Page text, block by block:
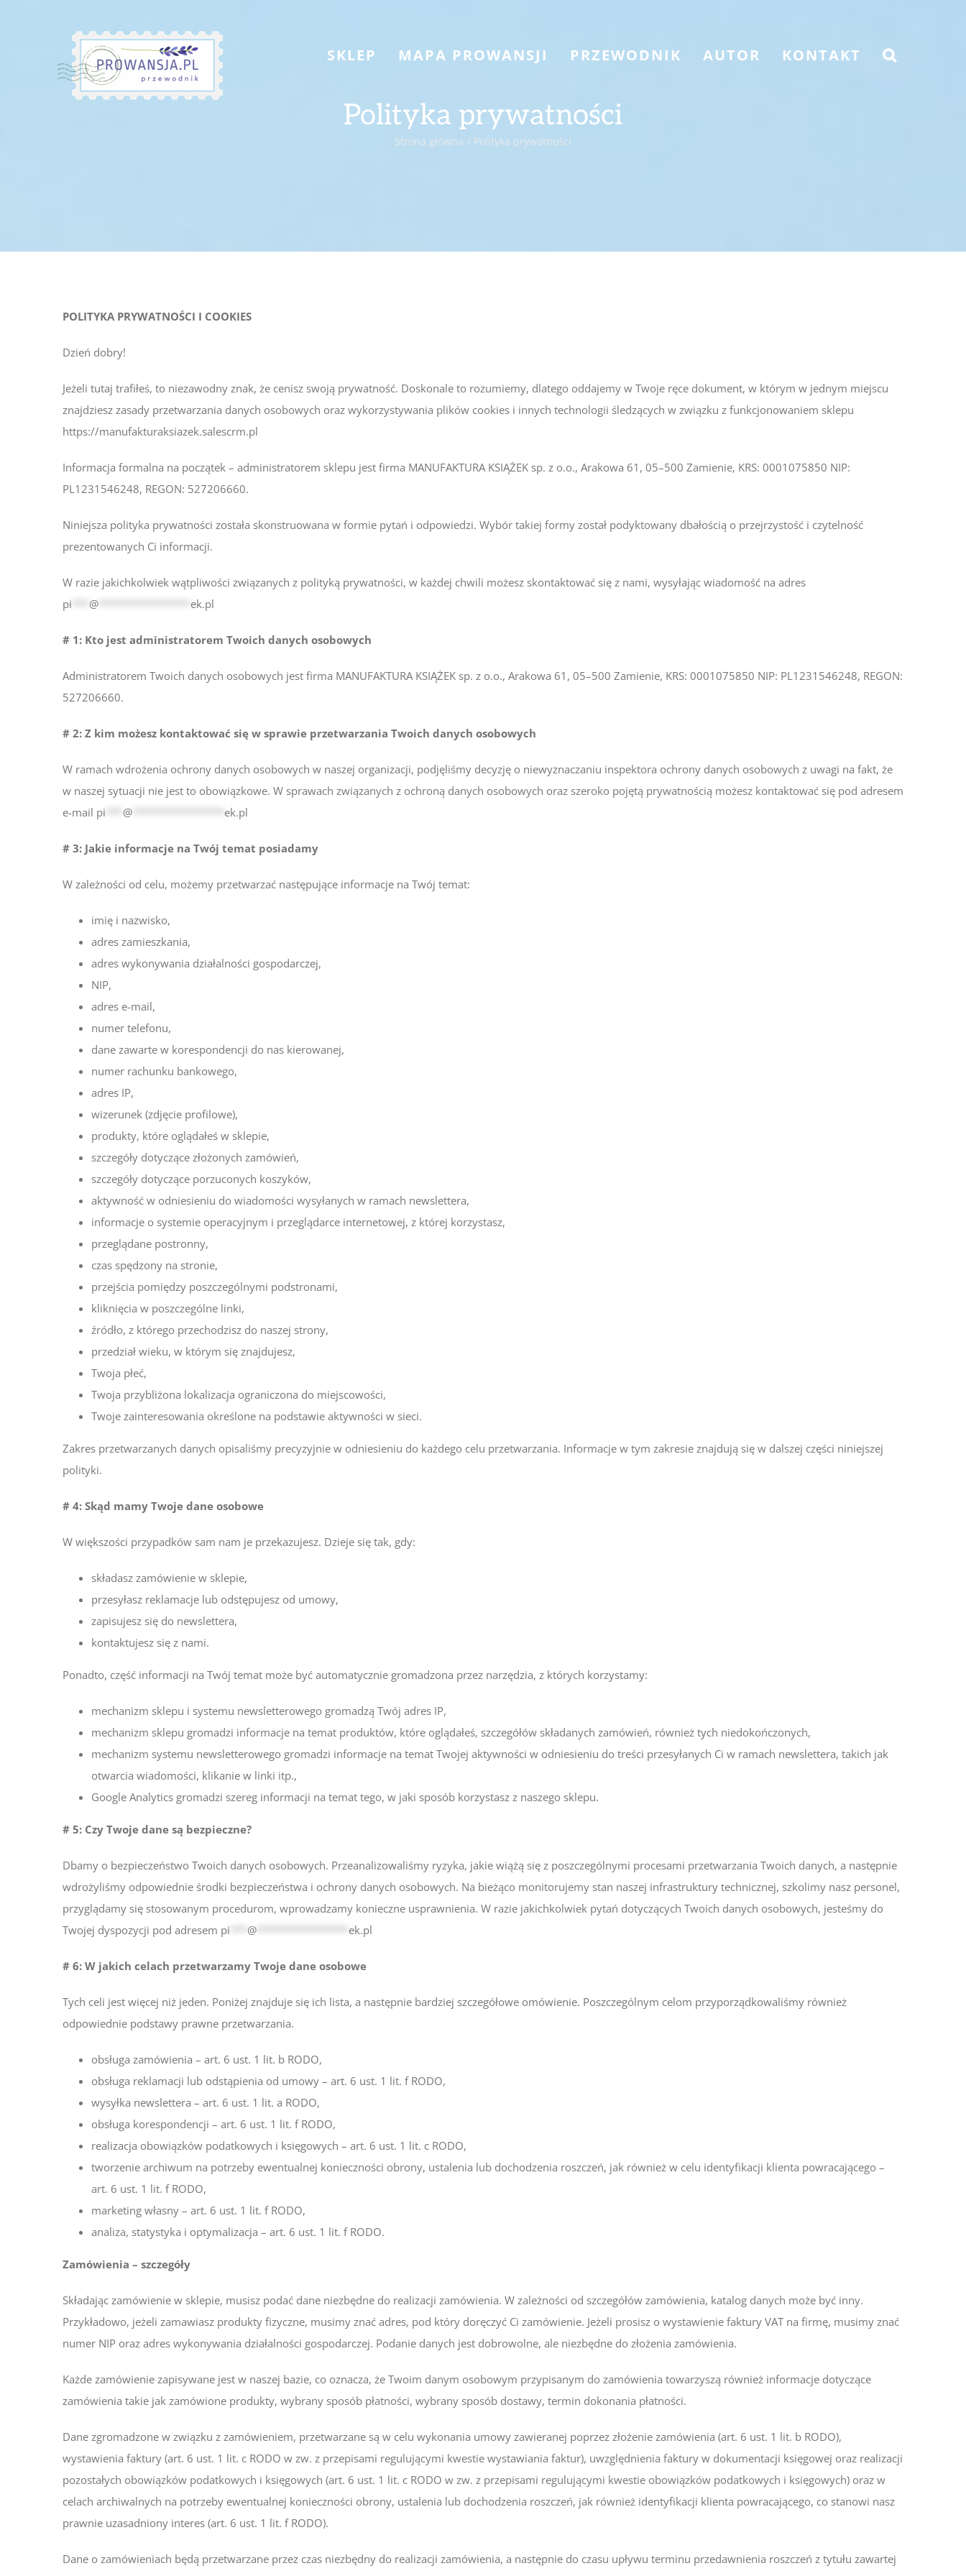
SKLEP MAPA PROWANSJI PRZEWODNIK AUTOR KONTAKT
Polityka prywatności
Strona główna Polityka prywatności
POLITYKA PRYWATNOŚCI I COOKIES
Dzień dobry!
Jeżeli tutaj trafiłeś, to niezawodny znak, że cenisz swoją prywatność. Doskonale to rozumiemy, dlatego oddajemy w Twoje ręce dokument, w którym w jednym miejscu
znajdziesz zasady przetwarzania danych osobowych oraz wykorzystywania plików cookies i innych technologii śledzących w związku z funkcjonowaniem sklepu
https://manufakturaksiazek.salescrm.pl
Informacja formalna na początek – administratorem sklepu jest firma MANUFAKTURA KSIĄŻEK sp. z o.o., Arakowa 61, 05–500 Zamienie, KRS: 0001075850 NIP:
PL1231546248, REGON: 527206660.
Niniejsza polityka prywatności została skonstruowana w formie pytań i odpowiedzi. Wybór takiej formy został podyktowany dbałością o przejrzystość i czytelność
prezentowanych Ci informacji.
W razie jakichkolwiek wątpliwości związanych z polityką prywatności, w każdej chwili możesz skontaktować się z nami, wysyłając wiadomość na adres
pi
@ ek.pl
# 1: Kto jest administratorem Twoich danych osobowych
Administratorem Twoich danych osobowych jest firma MANUFAKTURA KSIĄŻEK sp. z o.o., Arakowa 61, 05–500 Zamienie, KRS: 0001075850 NIP: PL1231546248, REGON:
527206660.
# 2: Z kim możesz kontaktować się w sprawie przetwarzania Twoich danych osobowych
W ramach wdrożenia ochrony danych osobowych w naszej organizacji, podjęliśmy decyzję o niewyznaczaniu inspektora ochrony danych osobowych z uwagi na fakt, że
w naszej sytuacji nie jest to obowiązkowe. W sprawach związanych z ochroną danych osobowych oraz szeroko pojętą prywatnością możesz kontaktować się pod adresem
e-mail pi @ ek.pl
# 3: Jakie informacje na Twój temat posiadamy
W zależności od celu, możemy przetwarzać następujące informacje na Twój temat:
imię i nazwisko,
adres zamieszkania,
adres wykonywania działalności gospodarczej,
NIP,
adres e-mail,
numer telefonu,
dane zawarte w korespondencji do nas kierowanej,
numer rachunku bankowego,
adres IP,
wizerunek (zdjęcie profilowe),
produkty, które oglądałeś w sklepie,
szczegóły dotyczące złożonych zamówień,
szczegóły dotyczące porzuconych koszyków,
aktywność w odniesieniu do wiadomości wysyłanych w ramach newslettera,
informacje o systemie operacyjnym i przeglądarce internetowej, z której korzystasz,
przeglądane postronny,
czas spędzony na stronie,
przejścia pomiędzy poszczególnymi podstronami,
kliknięcia w poszczególne linki,
źródło, z którego przechodzisz do naszej strony,
przedział wieku, w którym się znajdujesz,
Twoja płeć,
Twoja przybliżona lokalizacja ograniczona do miejscowości,
Twoje zainteresowania określone na podstawie aktywności w sieci.
Zakres przetwarzanych danych opisaliśmy precyzyjnie w odniesieniu do każdego celu przetwarzania. Informacje w tym zakresie znajdują się w dalszej części niniejszej
polityki.
# 4: Skąd mamy Twoje dane osobowe
W większości przypadków sam nam je przekazujesz. Dzieje się tak, gdy:
składasz zamówienie w sklepie,
przesyłasz reklamacje lub odstępujesz od umowy,
zapisujesz się do newslettera,
kontaktujesz się z nami.
Ponadto, część informacji na Twój temat może być automatycznie gromadzona przez narzędzia, z których korzystamy:
mechanizm sklepu i systemu newsletterowego gromadzą Twój adres IP,
mechanizm sklepu gromadzi informacje na temat produktów, które oglądałeś, szczegółów składanych zamówień, również tych niedokończonych,
mechanizm systemu newsletterowego gromadzi informacje na temat Twojej aktywności w odniesieniu do treści przesyłanych Ci w ramach newslettera, takich jak
otwarcia wiadomości, klikanie w linki itp.,
Google Analytics gromadzi szereg informacji na temat tego, w jaki sposób korzystasz z naszego sklepu.
# 5: Czy Twoje dane są bezpieczne?
Dbamy o bezpieczeństwo Twoich danych osobowych. Przeanalizowaliśmy ryzyka, jakie wiążą się z poszczególnymi procesami przetwarzania Twoich danych, a następnie
wdrożyliśmy odpowiednie środki bezpieczeństwa i ochrony danych osobowych. Na bieżąco monitorujemy stan naszej infrastruktury technicznej, szkolimy nasz personel,
przyglądamy się stosowanym procedurom, wprowadzamy konieczne usprawnienia. W razie jakichkolwiek pytań dotyczących Twoich danych osobowych, jesteśmy do
Twojej dyspozycji pod adresem pi @ ek.pl
# 6: W jakich celach przetwarzamy Twoje dane osobowe
Tych celi jest więcej niż jeden. Poniżej znajduje się ich lista, a następnie bardziej szczegółowe omówienie. Poszczególnym celom przyporządkowaliśmy również
odpowiednie podstawy prawne przetwarzania.
obsługa zamówienia – art. 6 ust. 1 lit. b RODO,
obsługa reklamacji lub odstąpienia od umowy – art. 6 ust. 1 lit. f RODO,
wysyłka newslettera – art. 6 ust. 1 lit. a RODO,
obsługa korespondencji – art. 6 ust. 1 lit. f RODO,
realizacja obowiązków podatkowych i księgowych – art. 6 ust. 1 lit. c RODO,
tworzenie archiwum na potrzeby ewentualnej konieczności obrony, ustalenia lub dochodzenia roszczeń, jak również w celu identyfikacji klienta powracającego –
art. 6 ust. 1 lit. f RODO,
marketing własny – art. 6 ust. 1 lit. f RODO,
analiza, statystyka i optymalizacja – art. 6 ust. 1 lit. f RODO.
Zamówienia – szczegóły
Składając zamówienie w sklepie, musisz podać dane niezbędne do realizacji zamówienia. W zależności od szczegółów zamówienia, katalog danych może być inny.
Przykładowo, jeżeli zamawiasz produkty fizyczne, musimy znać adres, pod który doręczyć Ci zamówienie. Jeżeli prosisz o wystawienie faktury VAT na firmę, musimy znać
numer NIP oraz adres wykonywania działalności gospodarczej. Podanie danych jest dobrowolne, ale niezbędne do złożenia zamówienia.
Każde zamówienie zapisywane jest w naszej bazie, co oznacza, że Twoim danym osobowym przypisanym do zamówienia towarzyszą również informacje dotyczące
zamówienia takie jak zamówione produkty, wybrany sposób płatności, wybrany sposób dostawy, termin dokonania płatności.
Dane zgromadzone w związku z zamówieniem, przetwarzane są w celu wykonania umowy zawieranej poprzez złożenie zamówienia (art. 6 ust. 1 lit. b RODO),
wystawienia faktury (art. 6 ust. 1 lit. c RODO w zw. z przepisami regulującymi kwestie wystawiania faktur), uwzględnienia faktury w dokumentacji księgowej oraz realizacji
pozostałych obowiązków podatkowych i księgowych (art. 6 ust. 1 lit. c RODO w zw. z przepisami regulującymi kwestie obowiązków podatkowych i księgowych) oraz w
celach archiwalnych na potrzeby ewentualnej konieczności obrony, ustalenia lub dochodzenia roszczeń, jak również identyfikacji klienta powracającego, co stanowi nasz
prawnie uzasadniony interes (art. 6 ust. 1 lit. f RODO).
Dane o zamówieniach będą przetwarzane przez czas niezbędny do realizacji zamówienia, a następnie do czasu upływu terminu przedawnienia roszczeń z tytułu zawartej